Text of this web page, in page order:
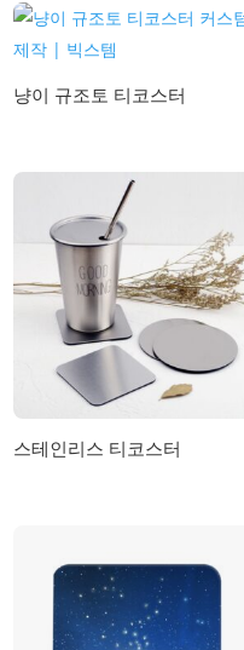
냥이 규조토 티코스터
스테인리스 티코스터